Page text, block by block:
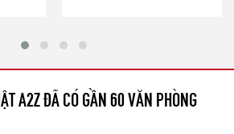
A2Z ĐÃ CÓ GẦN 60 VĂN PHÒNG